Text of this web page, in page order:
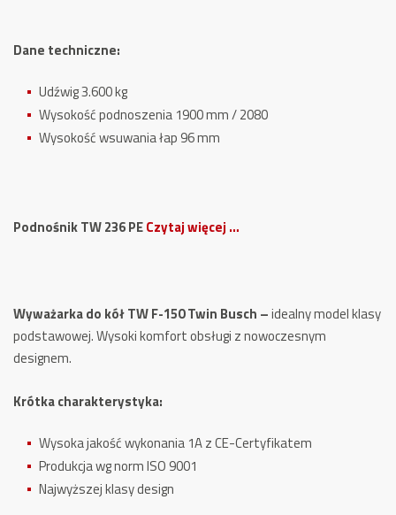
Dane techniczne:
Udźwig 3.600 kg
Wysokość podnoszenia 1900 mm / 2080
Wysokość wsuwania łap 96 mm
Podnośnik TW 236 PECzytaj więcej …
Wyważarka do kół TW F-150 Twin Busch –idealny model klasy
podstawowej. Wysoki komfort obsługi z nowoczesnym
designem.
Krótka charakterystyka:
Wysoka jakość wykonania 1A z CE-Certyfikatem
Produkcja wg norm ISO 9001
Najwyższej klasy design